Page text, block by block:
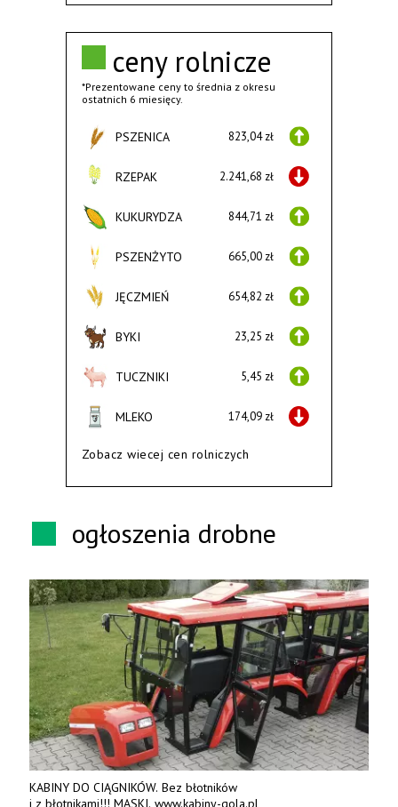
ceny rolnicze
*Prezentowane ceny to średnia z okresu
ostatnich 6 miesięcy.
PSZENICA 823,04 zł
RZEPAK 2.241,68 zł
KUKURYDZA 844,71 zł
PSZENŻYTO 665,00 zł
JĘCZMIEŃ 654,82 zł
BYKI 23,25 zł
TUCZNIKI 5,45 zł
MLEKO 174,09 zł
Zobacz wiecej cen rolniczych
ogłoszenia drobne
KABINY DO CIĄGNIKÓW. Bez błotników
i z błotnikami!!! MASKI. www.kabiny-gola.pl